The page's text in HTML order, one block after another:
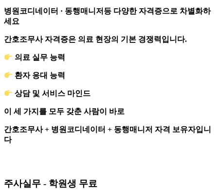
병원코디네이터 · 동행매니저등 다양한 자격증으로 차별화하
세요
간호조무사 자격증은 의료 현장의 기본 경쟁력입니다.
의료 실무 능력
환자 응대 능력
상담 및 서비스 마인드
이 세 가지를 모두 갖춘 사람이 바로
간호조무사+ 병원코디네이터 + 동행매니저 자격 보유자입니
다
주사실무 - 학원생 무료